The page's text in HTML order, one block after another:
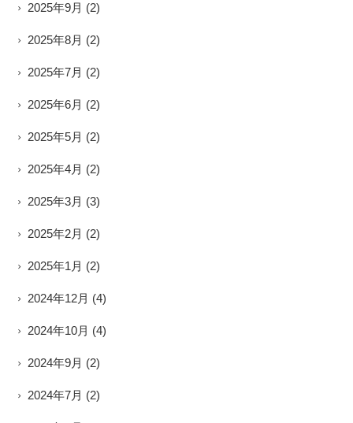
2025年9月 (2)
2025年8月 (2)
2025年7月 (2)
2025年6月 (2)
2025年5月 (2)
2025年4月 (2)
2025年3月 (3)
2025年2月 (2)
2025年1月 (2)
2024年12月 (4)
2024年10月 (4)
2024年9月 (2)
2024年7月 (2)